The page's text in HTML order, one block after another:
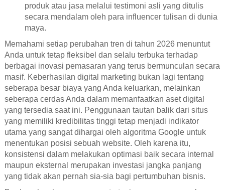
produk atau jasa melalui testimoni asli yang ditulis
secara mendalam oleh para influencer tulisan di dunia
maya.
Memahami setiap perubahan tren di tahun 2026 menuntut
Anda untuk tetap fleksibel dan selalu terbuka terhadap
berbagai inovasi pemasaran yang terus bermunculan secara
masif. Keberhasilan digital marketing bukan lagi tentang
seberapa besar biaya yang Anda keluarkan, melainkan
seberapa cerdas Anda dalam memanfaatkan aset digital
yang tersedia saat ini. Penggunaan tautan balik dari situs
yang memiliki kredibilitas tinggi tetap menjadi indikator
utama yang sangat dihargai oleh algoritma Google untuk
menentukan posisi sebuah website. Oleh karena itu,
konsistensi dalam melakukan optimasi baik secara internal
maupun eksternal merupakan investasi jangka panjang
yang tidak akan pernah sia-sia bagi pertumbuhan bisnis.